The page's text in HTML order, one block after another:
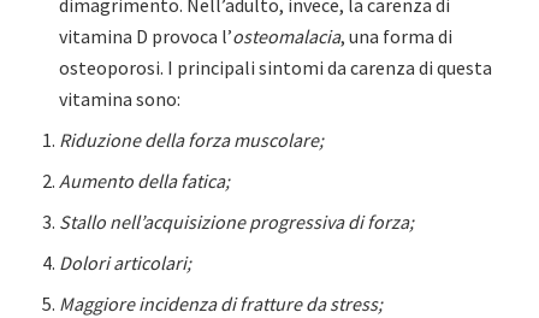
dimagrimento. Nell’adulto, invece, la carenza di
vitamina D provoca l’osteomalacia, una forma di
osteoporosi. I principali sintomi da carenza di questa
vitamina sono:
Riduzione della forza muscolare;
Aumento della fatica;
Stallo nell’acquisizione progressiva di forza;
Dolori articolari;
Maggiore incidenza di fratture da stress;